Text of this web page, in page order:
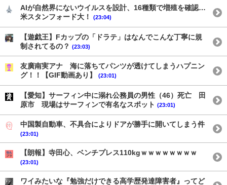
AIが自然界にないウイルスを設計、16種類で増殖を確認…
米スタンフォード大！
(23:04)
【遊戯王】Fカップの「ドラテ」はなんでこんな丁寧に規
制されてるの？ (23:03)
友廣南実アナ 海に落ちてパンツが透けてしまうハプニン
グ！！【GIF動画あり】
(23:01)
【愛知】サーフィン中に溺れ公務員の男性（46）死亡 田
原市 現場はサーフィンで有名なスポット (23:01)
中国製自動車、不具合によりドアが勝手に開いてしまう件
(23:01)
【朗報】寺田心、ベンチプレス110kgｗｗｗｗｗｗｗｗ
(23:01)
ワイみたいな『勉強だけできる高学歴発達障害者』ってど